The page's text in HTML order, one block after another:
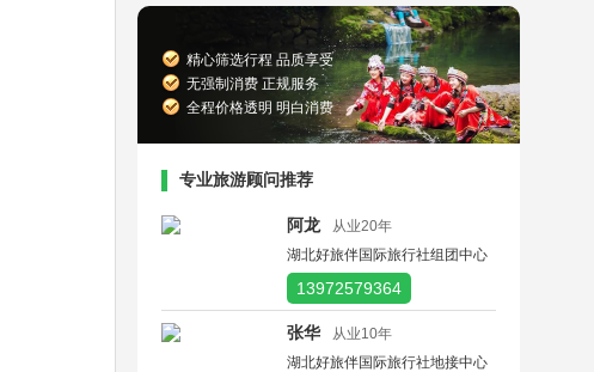
精心筛选行程 品质享受
无强制消费 正规服务
全程价格透明 明白消费
专业旅游顾问推荐
阿龙
从业20年
湖北好旅伴国际旅行社组团中心
13972579364
张华
从业10年
湖北好旅伴国际旅行社地接中心